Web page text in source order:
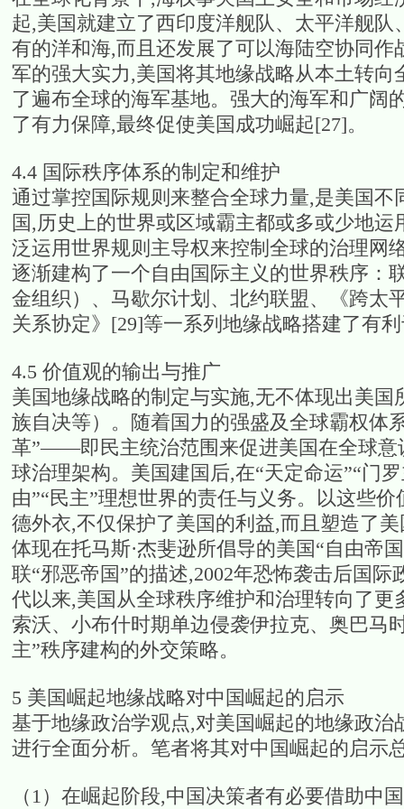
起,美国就建立了西印度洋舰队、太平洋舰
有的洋和海,而且还发展了可以海陆空协同
军的强大实力,美国将其地缘战略从本土转
了遍布全球的海军基地。强大的海军和广阔
了有力保障,最终促使美国成功崛起[27]。
4.4 国际秩序体系的制定和维护
通过掌控国际规则来整合全球力量,是美国
国,历史上的世界或区域霸主都或多或少地
泛运用世界规则主导权来控制全球的治理网
逐渐建构了一个自由国际主义的世界秩序：
金组织）、马歇尔计划、北约联盟、《跨太
关系协定》[29]等一系列地缘战略搭建了有
4.5 价值观的输出与推广
美国地缘战略的制定与实施,无不体现出美
族自决等）。随着国力的强盛及全球霸权体
革”——即民主统治范围来促进美国在全球意
球治理架构。美国建国后,在“天定命运”“门
由”“民主”理想世界的责任与义务。以这些
德外衣,不仅保护了美国的利益,而且塑造了
体现在托马斯·杰斐逊所倡导的美国“自由帝
联“邪恶帝国”的描述,2002年恐怖袭击后国
代以来,美国从全球秩序维护和治理转向了
索沃、小布什时期单边侵袭伊拉克、奥巴马
主”秩序建构的外交策略。
5 美国崛起地缘战略对中国崛起的启示
基于地缘政治学观点,对美国崛起的地缘政
进行全面分析。笔者将其对中国崛起的启示
（1）在崛起阶段,中国决策者有必要借助中